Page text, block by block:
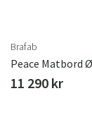
Brafab
11 290 kr